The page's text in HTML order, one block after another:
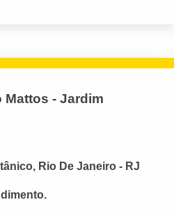
Mattos - Jardim
Rio De Janeiro - RJ